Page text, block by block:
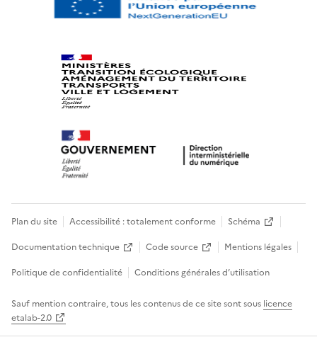
Plan du site Accessibilité : totalement conforme
Schéma
Documentation technique
Code source
Mentions légales
Politique de confidentialité
Conditions générales d’utilisation
Sauf mention contraire, tous les contenus de ce site sont sous licence
etalab-2.0